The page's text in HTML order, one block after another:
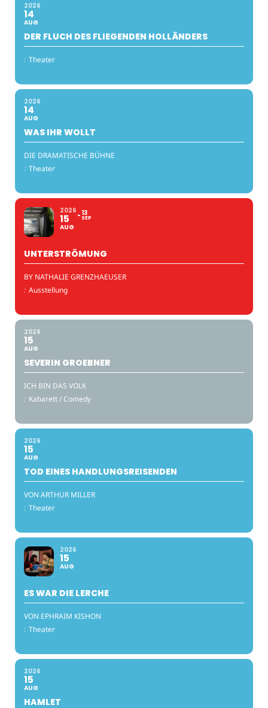
2026
14
AUG
DER FLUCH DES FLIEGENDEN HOLLÄNDERS
: Theater
2026
14
AUG
WAS IHR WOLLT
DIE DRAMATISCHE BÜHNE
: Theater
2026
15
AUG
13
SEP
UNTERSTRÖMUNG
BY NATHALIE GRENZHAEUSER
: Ausstellung
2026
15
AUG
SEVERIN GROEBNER
ICH BIN DAS VOLK
: Kabarett / Comedy
2026
15
AUG
TOD EINES HANDLUNGSREISENDEN
VON ARTHUR MILLER
: Theater
2026
15
AUG
ES WAR DIE LERCHE
VON EPHRAIM KISHON
: Theater
2026
15
AUG
HAMLET